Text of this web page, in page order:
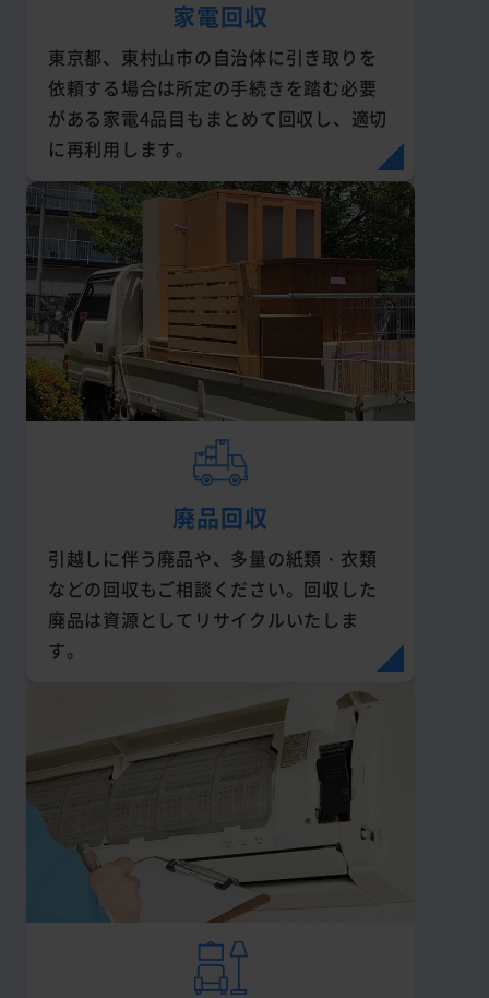
家電回収
東京都、東村山市の自治体に引き取りを
依頼する場合は所定の手続きを踏む必要
がある家電4品目もまとめて回収し、適切
に再利用します。
廃品回収
引越しに伴う廃品や、多量の紙類・衣類
などの回収もご相談ください。回収した
廃品は資源としてリサイクルいたしま
す。